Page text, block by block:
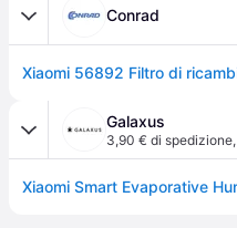
Conrad
Galaxus
3,90 € di spedizione,